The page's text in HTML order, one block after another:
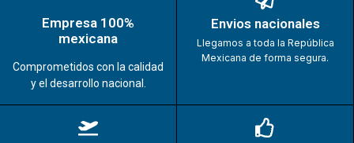
Empresa 100%
mexicana
Comprometidos con la calidad
y el desarrollo nacional.
Envios nacionales
Llegamos a toda la República
Mexicana de forma segura.